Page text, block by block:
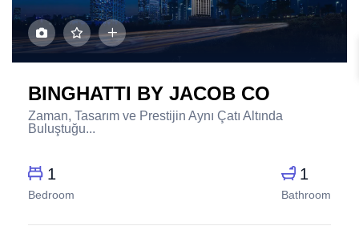
BINGHATTI BY JACOB CO
Zaman, Tasarım ve Prestijin Aynı Çatı Altında
Buluştuğu...
1
Bedroom
1
Bathroom